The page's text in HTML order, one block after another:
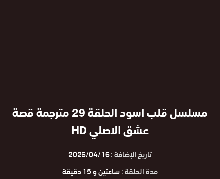
مسلسل قلب اسود الحلقة 29 مترجمة قصة
عشق الاصلي HD
تاريخ الإضافة :2026/04/16
مدة الحلقة :ساعتين و 15 دقيقة